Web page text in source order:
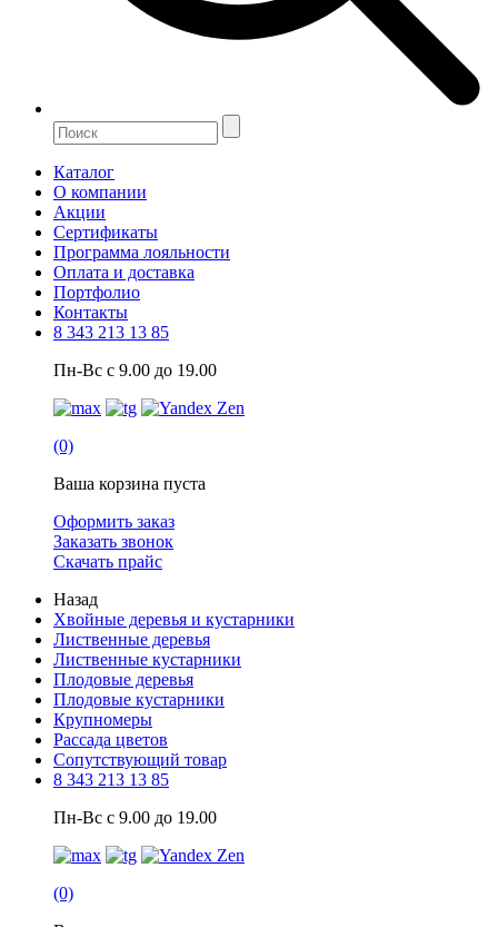
Каталог
О компании
Акции
Сертификаты
Программа лояльности
Оплата и доставка
Портфолио
Контакты
8 343 213 13 85
Пн-Вс с 9.00 до 19.00
(0)
Ваша корзина пуста
Оформить заказ
Заказать звонок
Скачать прайс
Назад
Хвойные деревья и кустарники
Лиственные деревья
Лиственные кустарники
Плодовые деревья
Плодовые кустарники
Крупномеры
Рассада цветов
Сопутствующий товар
8 343 213 13 85
Пн-Вс с 9.00 до 19.00
(0)